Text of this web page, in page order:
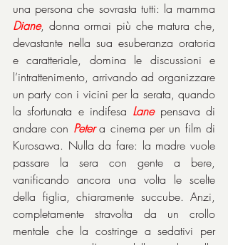
Diane, donna ormai più che matura che,
devastante nella sua esuberanza oratoria
e caratteriale, domina le discussioni e
l’intrattenimento, arrivando ad organizzare
un party con i vicini per la serata, quando
la sfortunata e indifesa Lane pensava di
andare con Peter a cinema per un film di
Kurosawa. Nulla da fare: la madre vuole
passare la sera con gente a bere,
vanificando ancora una volta le scelte
della figlia, chiaramente succube. Anzi,
completamente stravolta da un crollo
mentale che la costringe a sedativi per